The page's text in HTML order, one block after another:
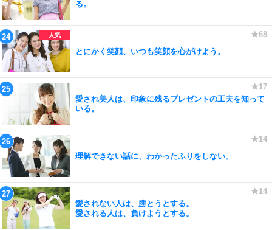
る。
とにかく笑顔、いつも笑顔を心がけよう。
愛され美人は、印象に残るプレゼントの工夫を知って
いる。
理解できない話に、わかったふりをしない。
愛されない人は、勝とうとする。
愛される人は、負けようとする。